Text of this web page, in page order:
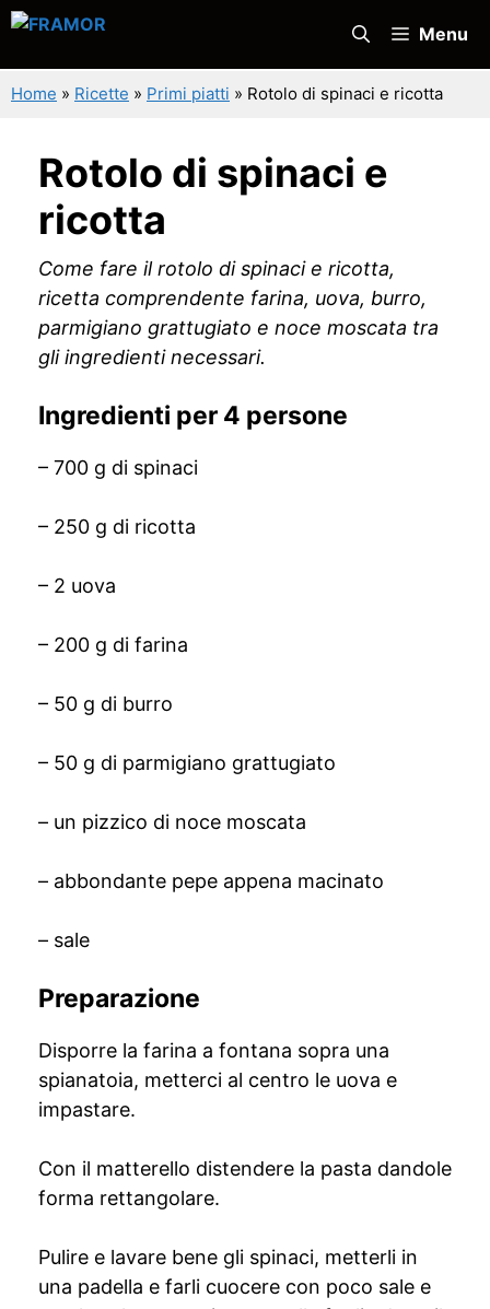
Vai
contenuto
Menu
Home » Ricette » Primi piatti » Rotolo di spinaci e ricotta
Rotolo di spinaci e
ricotta
Come fare il rotolo di spinaci e ricotta,
ricetta comprendente farina, uova, burro,
parmigiano grattugiato e noce moscata tra
gli ingredienti necessari.
Ingredienti per 4 persone
– 700 g di spinaci
– 250 g di ricotta
– 2 uova
– 200 g di farina
– 50 g di burro
– 50 g di parmigiano grattugiato
– un pizzico di noce moscata
– abbondante pepe appena macinato
– sale
Preparazione
Disporre la farina a fontana sopra una
spianatoia, metterci al centro le uova e
impastare.
Con il matterello distendere la pasta dandole
forma rettangolare.
Pulire e lavare bene gli spinaci, metterli in
una padella e farli cuocere con poco sale e